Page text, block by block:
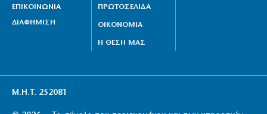
ΕΠΙΚΟΙΝΩΝΙΑ
ΔΙΑΦΗΜΙΣΗ
ΠΡΩΤΟΣΕΛΙΔΑ
ΟΙΚΟΝΟΜΙΑ
Η ΘΕΣΗ ΜΑΣ
Μ.Η.Τ. 252081